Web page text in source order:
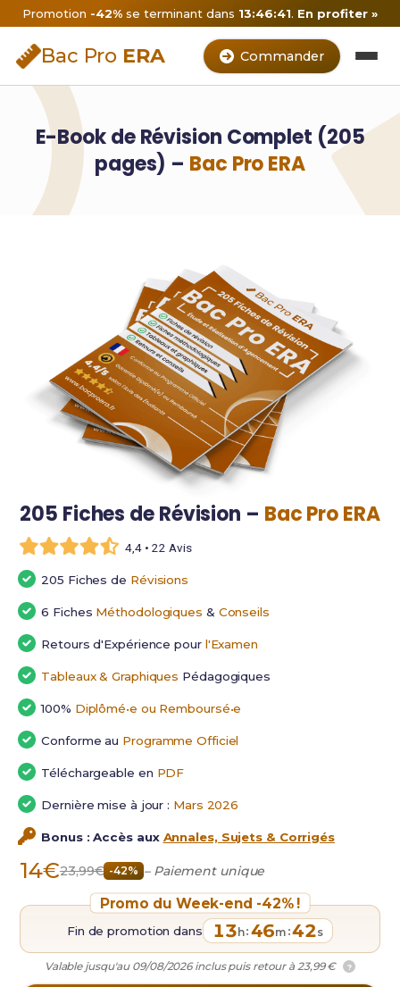
Promotion -42%se terminant dans 13:46:40 .En profiter »
Bac Pro ERA Commander
E-Book de Révision Complet (205
pages) – Bac Pro ERA
205 Fiches de Révision – Bac Pro ERA
4,4 • 22 Avis
205 Fiches de Révisions
6 Fiches Méthodologiques & Conseils
Retours d'Expérience pour l'Examen
Tableaux & Graphiques Pédagogiques
100% Diplômé•e ou Remboursé•e
Conforme au Programme Officiel
Téléchargeable en PDF
Dernière mise à jour : Mars 2026
Bonus : Accès aux Annales, Sujets & Corrigés
14€23,99€ -42% – Paiement unique
Promo du Week-end -42% !
Fin de promotion dans 13 h:46m :42s
Valable jusqu'au 09/08/2026 inclus puis retour à 23,99 € ?